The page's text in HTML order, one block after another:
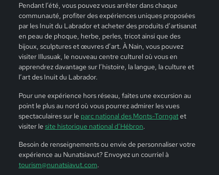
Pendant l’été, vous pouvez vous arrêter dans chaque
communauté, profiter des expériences uniques proposées
par les Inuit du Labrador et acheter des produits d’artisanat
en peau de phoque, herbe, perles, tricot ainsi que des
bijoux, sculptures et œuvres d’art. À Nain, vous pouvez
visiter Illusuak, le nouveau centre culturel où vous en
apprendrez davantage sur l’histoire, la langue, la culture et
l’art des Inuit du Labrador.
Pour une expérience hors réseau, faites une excursion au
point le plus au nord où vous pourrez admirer les vues
spectaculaires sur le parc national des Monts-Torngatet
visiter le site historique national d’Hébron.
Besoin de renseignements ou envie de personnaliser votre
expérience au Nunatsiavut? Envoyez un courriel à
tourism@nunatsiavut.com.